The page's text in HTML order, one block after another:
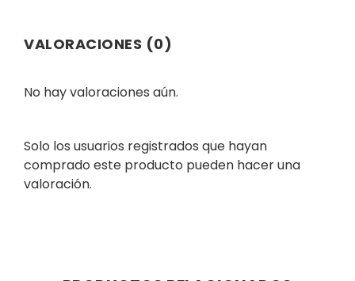
VALORACIONES (0)
No hay valoraciones aún.
Solo los usuarios registrados que hayan
comprado este producto pueden hacer una
valoración.